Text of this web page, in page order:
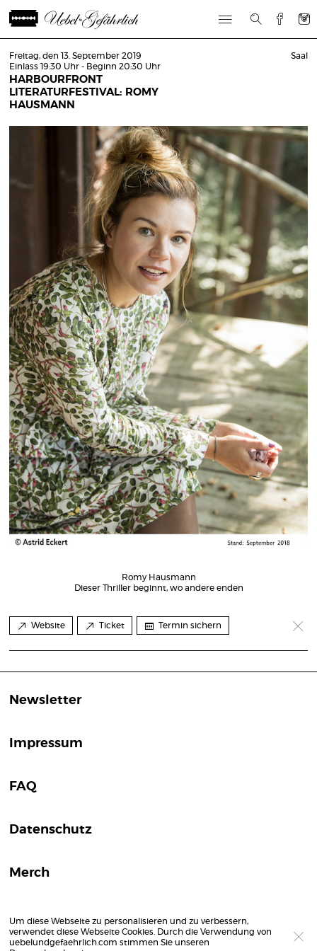
Freitag, den 13. September 2019
Einlass 19:30 Uhr - Beginn 20:30 Uhr
HARBOURFRONT
LITERATURFESTIVAL: ROMY
HAUSMANN
Saal
Romy Hausmann
Dieser Thriller beginnt, wo andere enden
Website Ticket Termin sichern
Newsletter
Impressum
FAQ
Datenschutz
Merch
Um diese Webseite zu personalisieren und zu verbessern,
verwendet diese Webseite Cookies. Durch die Verwendung von
uebelundgefaehrlich.com stimmen Sie unseren